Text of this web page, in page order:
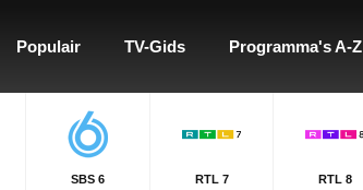
Populair TV-Gids Programma's A-Z
SBS 6 RTL 7 RTL 8